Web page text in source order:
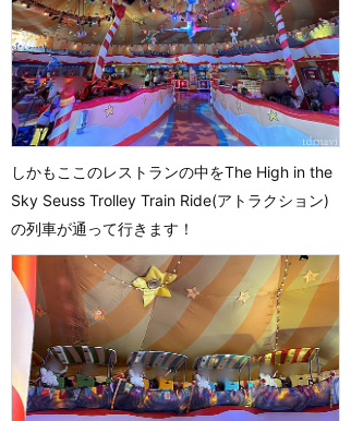
しかもここのレストランの中をThe High in the
Sky Seuss Trolley Train Ride(アトラクション)
の列車が通って行きます！